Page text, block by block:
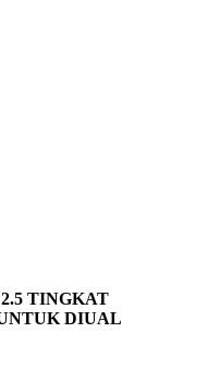
TINGKAT
DIUAL